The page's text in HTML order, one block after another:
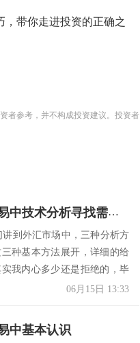
带你走进投资的正确之
者参考，并不构成投资建议。投资者
金鲤带你学交易第八课：外汇交易中技术分析寻找需求区间
到外汇市场中，三种分析方
种基本方法展开，详细的给
我内心多少还是拒绝的，毕
06月15日 13:33
中基本认识